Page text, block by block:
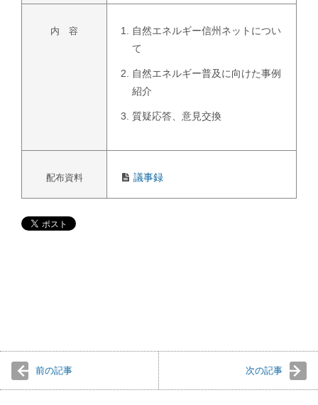
内 容
自然エネルギー信州ネットについ
て
自然エネルギー普及に向けた事例
紹介
質疑応答、意見交換
配布資料 議事録
前の記事 次の記事